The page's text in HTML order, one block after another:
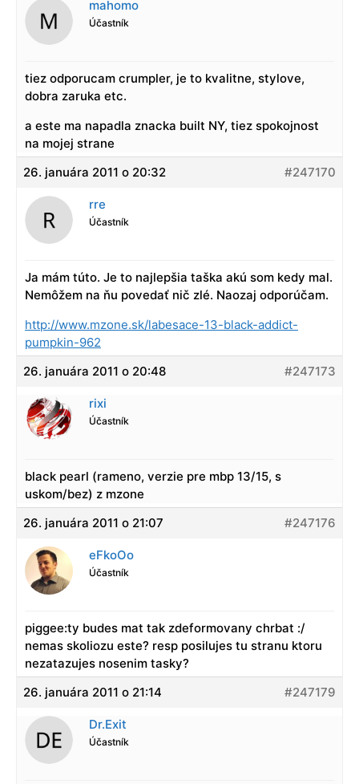
mahomo
Účastník
tiez odporucam crumpler, je to kvalitne, stylove,
dobra zaruka etc.
a este ma napadla znacka built NY, tiez spokojnost
na mojej strane
26. januára 2011 o 20:32
#247170
rre
Účastník
Ja mám túto. Je to najlepšia taška akú som kedy mal.
Nemôžem na ňu povedať nič zlé. Naozaj odporúčam.
http://www.mzone.sk/labesace-13-black-addict-
pumpkin-962
26. januára 2011 o 20:48
#247173
rixi
Účastník
black pearl (rameno, verzie pre mbp 13/15, s
uskom/bez) z mzone
26. januára 2011 o 21:07
#247176
eFkoOo
Účastník
piggee:ty budes mat tak zdeformovany chrbat :/
nemas skoliozu este? resp posilujes tu stranu ktoru
nezatazujes nosenim tasky?
26. januára 2011 o 21:14
#247179
Dr.Exit
Účastník